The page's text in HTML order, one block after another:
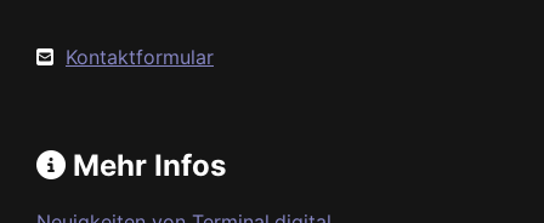
Kontaktformular
Mehr Infos